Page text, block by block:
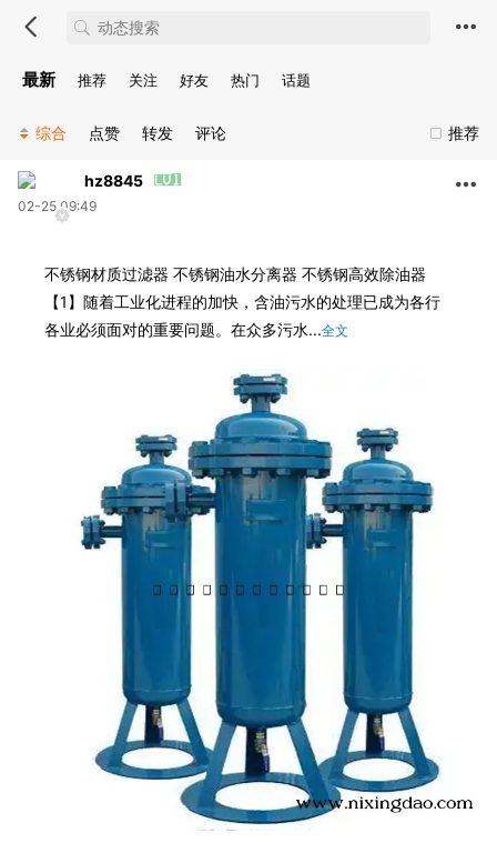
最新 推荐 关注 好友 热门 话题
推荐
综合 点赞 转发 评论
hz8845
02-25 09:49
不锈钢材质过滤器 不锈钢油水分离器 不锈钢高效除油器
【1】随着工业化进程的加快，含油污水的处理已成为各行
各业必须面对的重要问题。在众多污水...全文